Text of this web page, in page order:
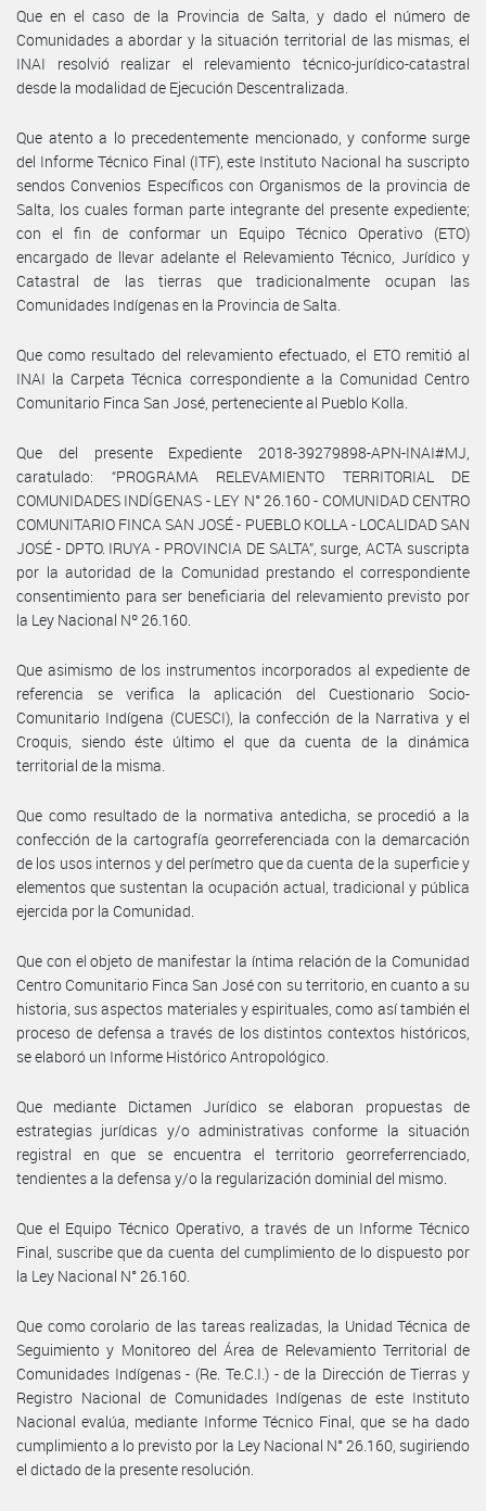
Que en el caso de la Provincia de Salta, y dado el número de
Comunidades a abordar y la situación territorial de las mismas, el
INAI resolvió realizar el relevamiento técnico-jurídico-catastral
desde la modalidad de Ejecución Descentralizada.
Que atento a lo precedentemente mencionado, y conforme surge
del Informe Técnico Final (ITF), este Instituto Nacional ha suscripto
sendos Convenios Específicos con Organismos de la provincia de
Salta, los cuales forman parte integrante del presente expediente;
con el fin de conformar un Equipo Técnico Operativo (ETO)
encargado de llevar adelante el Relevamiento Técnico, Jurídico y
Catastral de las tierras que tradicionalmente ocupan las
Comunidades Indígenas en la Provincia de Salta.
Que como resultado del relevamiento efectuado, el ETO remitió al
INAI la Carpeta Técnica correspondiente a la Comunidad Centro
Comunitario Finca San José, perteneciente al Pueblo Kolla.
Que del presente Expediente 2018-39279898-APN-INAI#MJ,
caratulado: “PROGRAMA RELEVAMIENTO TERRITORIAL DE
COMUNIDADES INDÍGENAS - LEY N° 26.160 - COMUNIDAD CENTRO
COMUNITARIO FINCA SAN JOSÉ - PUEBLO KOLLA - LOCALIDAD SAN
JOSÉ - DPTO. IRUYA - PROVINCIA DE SALTA”, surge, ACTA suscripta
por la autoridad de la Comunidad prestando el correspondiente
consentimiento para ser beneficiaria del relevamiento previsto por
la Ley Nacional Nº 26.160.
Que asimismo de los instrumentos incorporados al expediente de
referencia se verifica la aplicación del Cuestionario Socio-
Comunitario Indígena (CUESCI), la confección de la Narrativa y el
Croquis, siendo éste último el que da cuenta de la dinámica
territorial de la misma.
Que como resultado de la normativa antedicha, se procedió a la
confección de la cartografía georreferenciada con la demarcación
de los usos internos y del perímetro que da cuenta de la superficie y
elementos que sustentan la ocupación actual, tradicional y pública
ejercida por la Comunidad.
Que con el objeto de manifestar la íntima relación de la Comunidad
Centro Comunitario Finca San José con su territorio, en cuanto a su
historia, sus aspectos materiales y espirituales, como así también el
proceso de defensa a través de los distintos contextos históricos,
se elaboró un Informe Histórico Antropológico.
Que mediante Dictamen Jurídico se elaboran propuestas de
estrategias jurídicas y/o administrativas conforme la situación
registral en que se encuentra el territorio georreferrenciado,
tendientes a la defensa y/o la regularización dominial del mismo.
Que el Equipo Técnico Operativo, a través de un Informe Técnico
Final, suscribe que da cuenta del cumplimiento de lo dispuesto por
la Ley Nacional N° 26.160.
Que como corolario de las tareas realizadas, la Unidad Técnica de
Seguimiento y Monitoreo del Área de Relevamiento Territorial de
Comunidades Indígenas - (Re. Te.C.I.) - de la Dirección de Tierras y
Registro Nacional de Comunidades Indígenas de este Instituto
Nacional evalúa, mediante Informe Técnico Final, que se ha dado
cumplimiento a lo previsto por la Ley Nacional N° 26.160, sugiriendo
el dictado de la presente resolución.